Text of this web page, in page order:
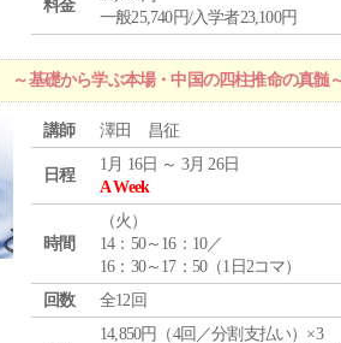
料金
一般25,740円/入学者23,100円
～基礎から学ぶ本場・中国の四柱推命の真髄
講師 澤田 昌征
日程
1月 16日 ～ 3月 26日
A Week
時間
（火 ）
14：50～16：10／
16：30～17：50（1日2コマ）
回数
全12回
14,850円（4回／分割支払い）×3